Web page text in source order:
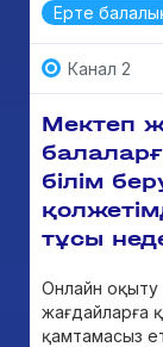
Ерте
Канал 2
Мектеп
білім
тұсы
Онлайн оқыту
жағдайларға
қамтамасыз